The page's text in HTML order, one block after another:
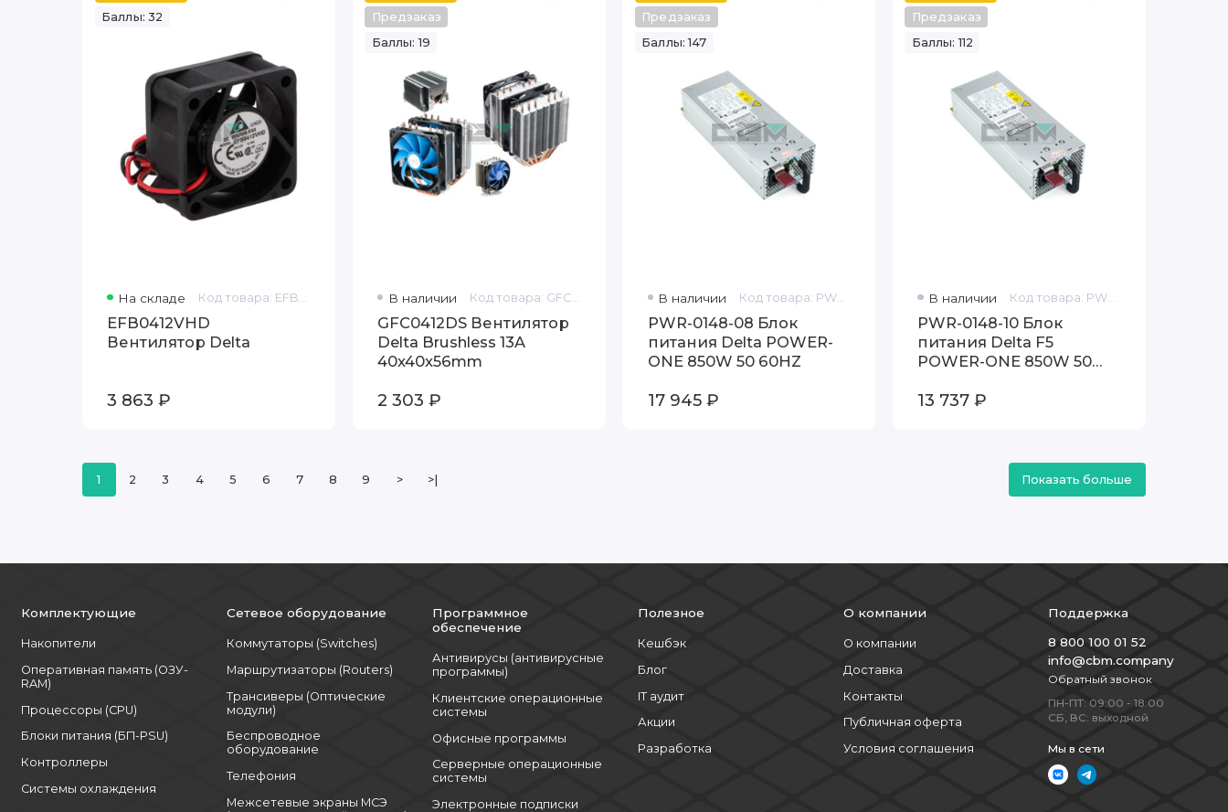
Баллы: 32
На складе Код товара: EFB0412VHD
EFB0412VHD
Вентилятор Delta
3 863 ₽
Предзаказ
Баллы: 19
В наличии Код товара: GFC0412DS
GFC0412DS Вентилятор
Delta Brushless 13A
40x40x56mm
2 303 ₽
Предзаказ
Баллы: 147
В наличии Код товара: PWR-0148-08
PWR-0148-08 Блок
питания Delta POWER-
ONE 850W 50 60HZ
17 945 ₽
Предзаказ
Баллы: 112
В наличии Код товара: PWR-0148-10
PWR-0148-10 Блок
питания Delta F5
POWER-ONE 850W 50
13 737 ₽
1 2 3 4 5 6 7 8 9 > >| Показать больше
Комплектующие
Накопители
Оперативная память (ОЗУ-
RAM)
Процессоры (CPU)
Блоки питания (БП-PSU)
Контроллеры
Системы охлаждения
Сетевое оборудование
Коммутаторы (Switches)
Маршрутизаторы (Routers)
Трансиверы (Оптические
модули)
Беспроводное
оборудование
Телефония
Межсетевые экраны МСЭ
Программное
обеспечение
Антивирусы (антивирусные
программы)
Клиентские операционные
системы
Офисные программы
Серверные операционные
системы
Электронные подписки
Полезное
Кешбэк
Блог
IT аудит
Акции
Разработка
О компании
О компании
Доставка
Контакты
Публичная оферта
Условия соглашения
Поддержка
8 800 100 01 52
info@cbm.company
Обратный звонок
ПН-ПТ: 09:00 - 18:00
СБ, ВС: выходной
Мы в сети